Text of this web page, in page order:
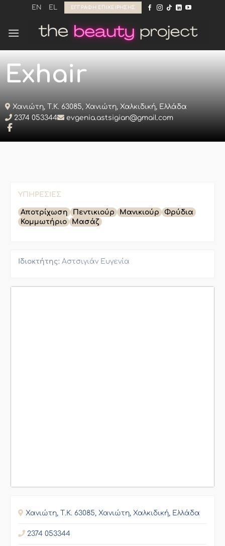
Μετάβαση
περιεχόμενο
EN EL ΕΓΓΡΑΦΉ ΕΠΙΧΕΊΡΗΣΗΣ
Exhair
Χανιώτη, Τ.Κ. 63085, Χανιώτη, Χαλκιδική, Ελλάδα
2374 053344
evgenia.astsigian@gmail.com
ΥΠΗΡΕΣΊΕΣ
Αποτρίχωση Πεντικιούρ Μανικιούρ
Φρύδια
Κομμωτήριο
Μασάζ
Ιδιοκτήτης: Αστσιγιάν Ευγενία
Χανιώτη, Τ.Κ. 63085, Χανιώτη, Χαλκιδική, Ελλάδα
2374 053344